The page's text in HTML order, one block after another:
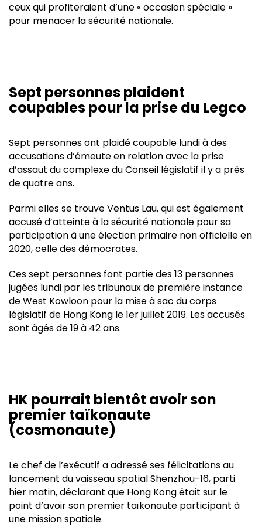
ceux qui profiteraient d’une « occasion spéciale »
pour menacer la sécurité nationale.
Sept personnes plaident
coupables pour la prise du Legco
Sept personnes ont plaidé coupable lundi à des
accusations d’émeute en relation avec la prise
d’assaut du complexe du Conseil législatif il y a près
de quatre ans.
Parmi elles se trouve Ventus Lau, qui est également
accusé d’atteinte à la sécurité nationale pour sa
participation à une élection primaire non officielle en
2020, celle des démocrates.
Ces sept personnes font partie des 13 personnes
jugées lundi par les tribunaux de première instance
de West Kowloon pour la mise à sac du corps
législatif de Hong Kong le 1er juillet 2019. Les accusés
sont âgés de 19 à 42 ans.
HK pourrait bientôt avoir son
premier taïkonaute
(cosmonaute)
Le chef de l’exécutif a adressé ses félicitations au
lancement du vaisseau spatial Shenzhou-16, parti
hier matin, déclarant que Hong Kong était sur le
point d’avoir son premier taïkonaute participant à
une mission spatiale.